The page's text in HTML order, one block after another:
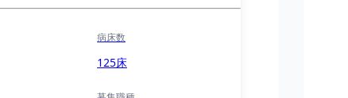
病床数
125床